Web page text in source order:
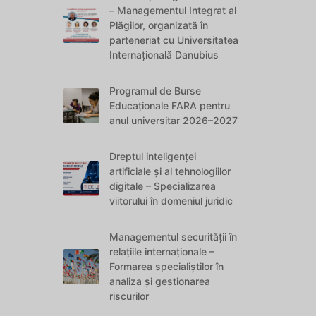
– Managementul Integrat al
Plăgilor, organizată în
parteneriat cu Universitatea
Internațională Danubius
Programul de Burse
Educaționale FARA pentru
anul universitar 2026–2027
Dreptul inteligenței
artificiale și al tehnologiilor
digitale – Specializarea
viitorului în domeniul juridic
Managementul securității în
relațiile internaționale –
Formarea specialiștilor în
analiza și gestionarea
riscurilor